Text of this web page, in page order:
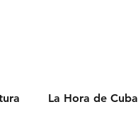
La Hora de